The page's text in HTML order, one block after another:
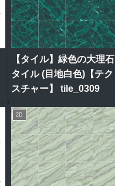
【タイル】緑色の大理石
タイル (目地白色)【テク
スチャー】 tile_0309
2D